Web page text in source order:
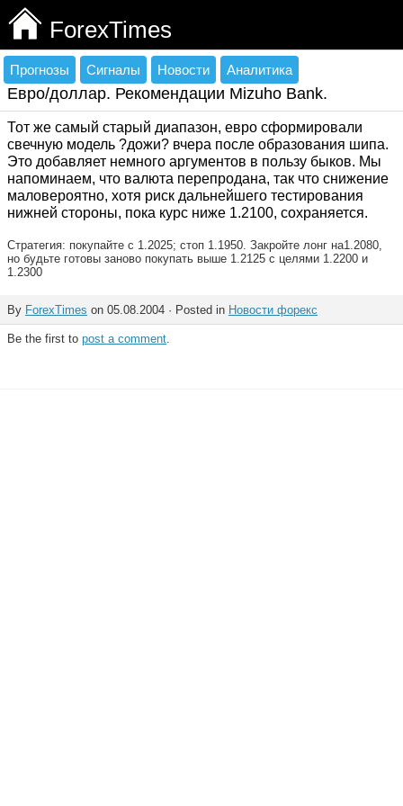
ForexTimes
Прогнозы Сигналы Новости Аналитика
Евро/доллар. Рекомендации Mizuho Bank.
Тот же самый старый диапазон, евро сформировали
свечную модель ?дожи? вчера после образования шипа.
Это добавляет немного аргументов в пользу быков. Мы
напоминаем, что валюта перепродана, так что снижение
маловероятно, хотя риск дальнейшего тестирования
нижней стороны, пока курс ниже 1.2100, сохраняется.
Стратегия: покупайте с 1.2025; стоп 1.1950. Закройте лонг на1.2080,
но будьте готовы заново покупать выше 1.2125 с целями 1.2200 и
1.2300
By ForexTimes on 05.08.2004 · Posted in Новости форекс
Be the first to post a comment.